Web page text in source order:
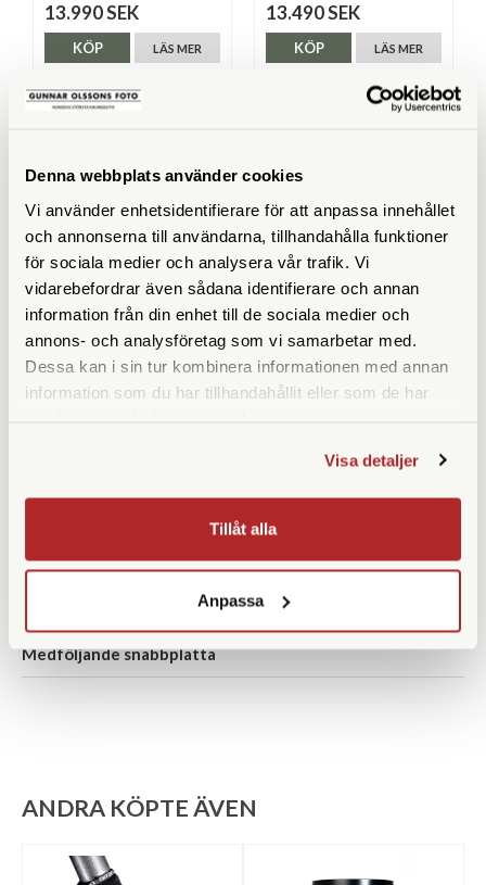
Denna webbplats använder cookies
Vi använder enhetsidentifierare för att anpassa innehållet
och annonserna till användarna, tillhandahålla funktioner
för sociala medier och analysera vår trafik. Vi
vidarebefordrar även sådana identifierare och annan
information från din enhet till de sociala medier och
annons- och analysföretag som vi samarbetar med.
Dessa kan i sin tur kombinera informationen med annan
information som du har tillhandahållit eller som de har
Visa detaljer
Tillåt alla
Anpassa
13.990 SEK
LÄS MER
KÖP
13.490 SEK
LÄS MER
KÖP
SPECIFIKATIONER
Maxhöjd med mittpelare
(cm)
Maxhöjd utan mittpelare
(cm)
Höjd ihopfällt (cm) 60
Vikt (g) 2820
Vridlås
Medföljande snabbplatta
ANDRA KÖPTE ÄVEN